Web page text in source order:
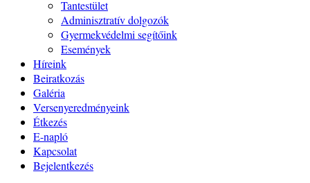
Tantestület
Adminisztratív dolgozók
Gyermekvédelmi segítőink
Események
Híreink
Beiratkozás
Galéria
Versenyeredményeink
Étkezés
E-napló
Kapcsolat
Bejelentkezés